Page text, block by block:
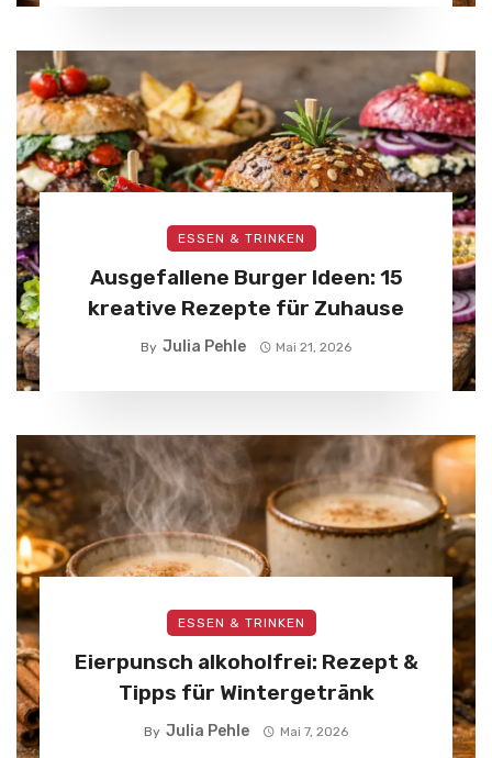
ESSEN & TRINKEN
Ausgefallene Burger Ideen: 15
kreative Rezepte für Zuhause
By Julia Pehle Mai 21, 2026
ESSEN & TRINKEN
Eierpunsch alkoholfrei: Rezept &
Tipps für Wintergetränk
By Julia Pehle Mai 7, 2026